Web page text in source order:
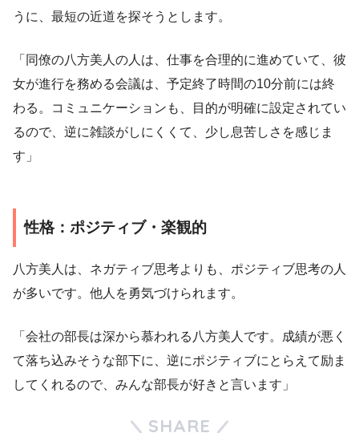
うに、最短の近道を探そうとします。
「同僚の八方美人の人は、仕事を合理的に進めていて、彼
女が進行を務める会議は、予定終了時間の10分前には終
わる。コミュニケーションも、目的が明確に設定されてい
るので、逆に雑談がしにくくて、少し息苦しさを感じま
す」
性格：ポジティブ・楽観的
八方美人は、ネガティブ思考よりも、ポジティブ思考の人
が多いです。他人を勇気づけられます。
「会社の部長は深から慕われる八方美人です。成績が悪く
て落ち込みそうな部下に、逆にポジティブにとらえて励ま
してくれるので、みんな部長が好きと言います」
SHARE